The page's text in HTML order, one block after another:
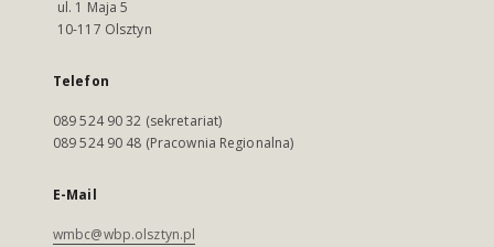
ul. 1 Maja 5
10-117 Olsztyn
Telefon
089 524 90 32 (sekretariat)
089 524 90 48 (Pracownia Regionalna)
E-Mail
wmbc@wbp.olsztyn.pl